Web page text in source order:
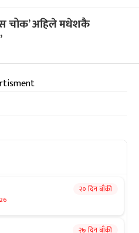
चोक’ अहिले मधेशकै
२० दिन बाँकी
२७ दिन बाँकी